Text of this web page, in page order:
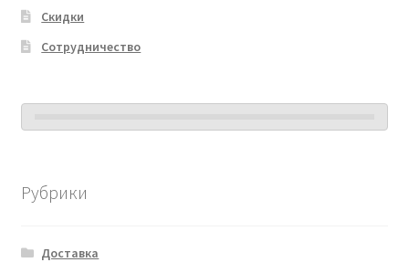
Скидки
Сотрудничество
Рубрики
Доставка